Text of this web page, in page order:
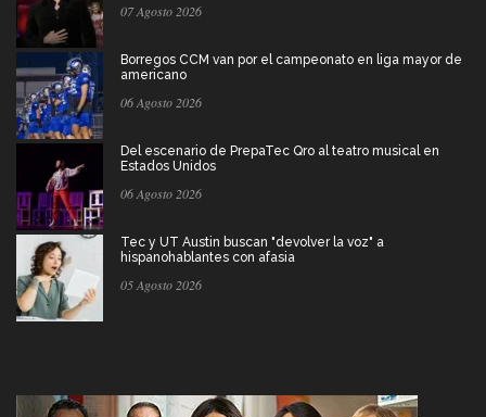
07 Agosto 2026
Borregos CCM van por el campeonato en liga mayor de
americano
06 Agosto 2026
Del escenario de PrepaTec Qro al teatro musical en
Estados Unidos
06 Agosto 2026
Tec y UT Austin buscan "devolver la voz" a
hispanohablantes con afasia
05 Agosto 2026